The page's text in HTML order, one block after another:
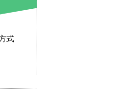
式